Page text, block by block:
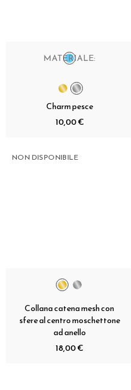
MATERIALE:
Charm pesce
10,00 €
NON DISPONIBILE
Collana catena mesh con
sfere al centro moschettone
ad anello
18,00 €